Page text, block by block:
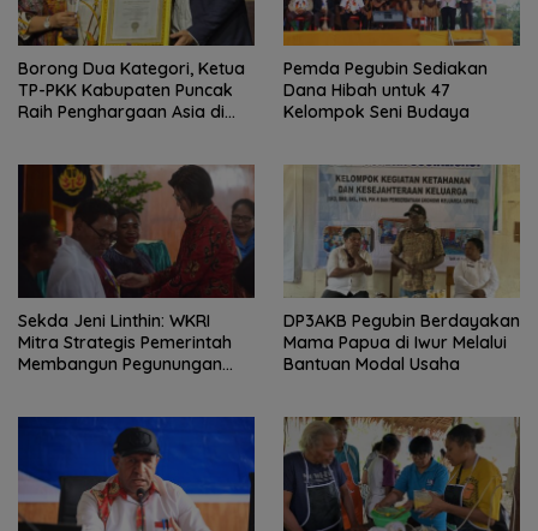
Borong Dua Kategori, Ketua
TP-PKK Kabupaten Puncak
Raih Penghargaan Asia di
Pemda Pegubin Sediakan
Dana Hibah untuk 47
Kelompok Seni Budaya
Sekda Jeni Linthin: WKRI
Mitra Strategis Pemerintah
Membangun Pegunungan
DP3AKB Pegubin Berdayakan
Mama Papua di Iwur Melalui
Bantuan Modal Usaha